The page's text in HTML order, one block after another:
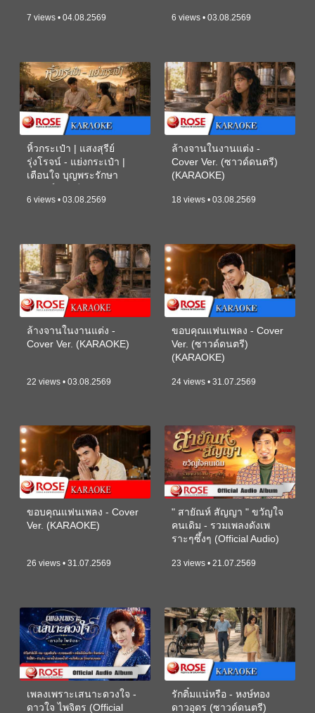
7 views • 04.08.2569 6 views • 03.08.2569
หิ้วกระเป๋า | แสงสุรีย์
รุ่งโรจน์ - แย่งกระเป๋า |
เตือนใจ บุญพระรักษา
6 views • 03.08.2569
ล้างจานในงานแต่ง -
Cover Ver. (ซาวด์ดนตรี)
(KARAOKE)
18 views • 03.08.2569
ล้างจานในงานแต่ง -
Cover Ver. (KARAOKE)
22 views • 03.08.2569
ขอบคุณแฟนเพลง - Cover
Ver. (ซาวด์ดนตรี)
(KARAOKE)
24 views • 31.07.2569
ขอบคุณแฟนเพลง - Cover
Ver. (KARAOKE)
26 views • 31.07.2569
" สายัณห์ สัญญา " ขวัญใจ
คนเดิม - รวมเพลงดังเพ
ราะๆซึ้งๆ (Official Audio)
23 views • 21.07.2569
เพลงเพราะเสนาะดวงใจ -
ดาวใจ ไพจิตร (Official
รักติ๋มแน่หรือ - หงษ์ทอง
ดาวอุดร (ซาวด์ดนตรี)